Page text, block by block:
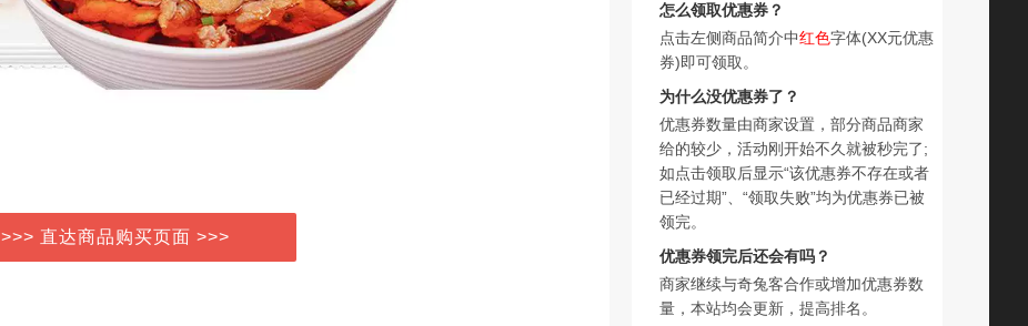
>>> 直达商品购买页面 >>>
怎么领取优惠券？
点击左侧商品简介中红色字体(XX元优惠
券)即可领取。
为什么没优惠券了？
优惠券数量由商家设置，部分商品商家
给的较少，活动刚开始不久就被秒完了;
如点击领取后显示“该优惠券不存在或者
已经过期”、“领取失败”均为优惠券已被
领完。
优惠券领完后还会有吗？
商家继续与奇兔客合作或增加优惠券数
量，本站均会更新，提高排名。